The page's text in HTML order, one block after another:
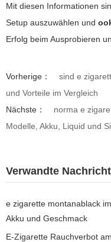
Mit diesen Informationen
Setup auszuwählen und
Erfolg beim Ausprobieren
Vorherige：
sind e
und Vorteile im Vergleich
Nächste：
norma e
Modelle, Akku, Liquid und
Verwandte
e zigarette montanablack
Akku und Geschmack
E-Zigarette Rauchverbot